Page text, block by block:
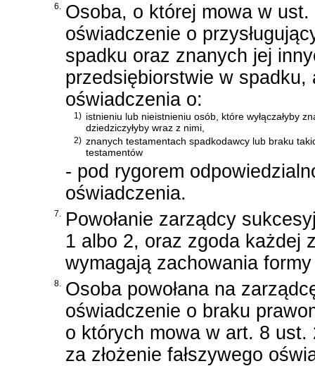
6. Osoba, o której mowa w
oświadczenie o
spadku oraz znanych jej
przedsiębiorstwie w
oświadczenia o:
1) istnieniu lub nieistnieniu osób, które wyłączałyby
dziedziczyłyby wraz z nimi,
2) znanych testamentach spadkodawcy lub braku
testamentów
- pod rygorem
oświadczenia.
7. Powołanie zarządcy
1 albo 2, oraz zgoda każdej
wymagają zachowania
8. Osoba powołana na
oświadczenie o braku
o których mowa w art. 8
za złożenie fałszywego